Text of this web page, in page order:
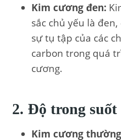
Kim cương đen:
sắc chủ yếu là
sự tụ tập của các
carbon trong quá
cương.
2. Độ trong suốt
Kim cương